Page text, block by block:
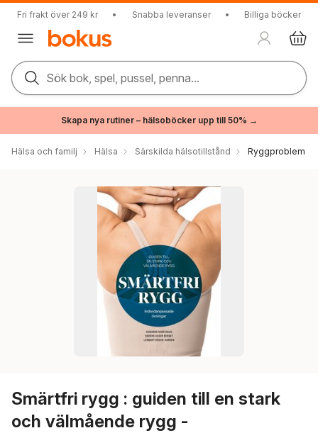
Fri frakt över 249 kr • Snabba leveranser • Billiga böcker
Sök bok, spel, pussel, penna...
Skapa nya rutiner – hälsoböcker upp till 50% →
Hälsa och familj Hälsa Särskilda hälsotillstånd Ryggproblem
Smärtfri rygg : guiden till en stark
och välmående rygg -